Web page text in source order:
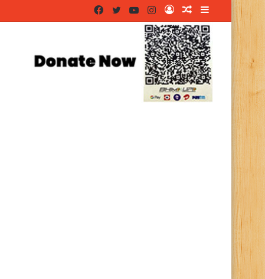
Sidebar
Random
Article
Log
In
Instagram
YouTube
Twitter
Facebook